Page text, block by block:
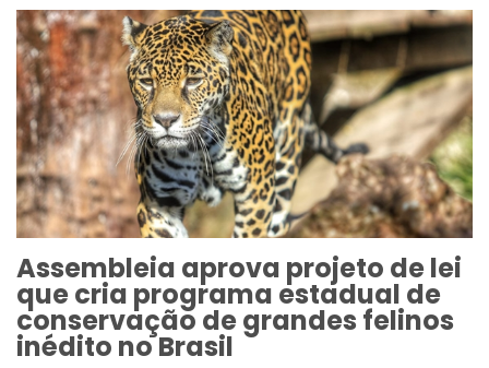
Assembleia aprova projeto de lei
que cria programa estadual de
conservação de grandes felinos
inédito no Brasil